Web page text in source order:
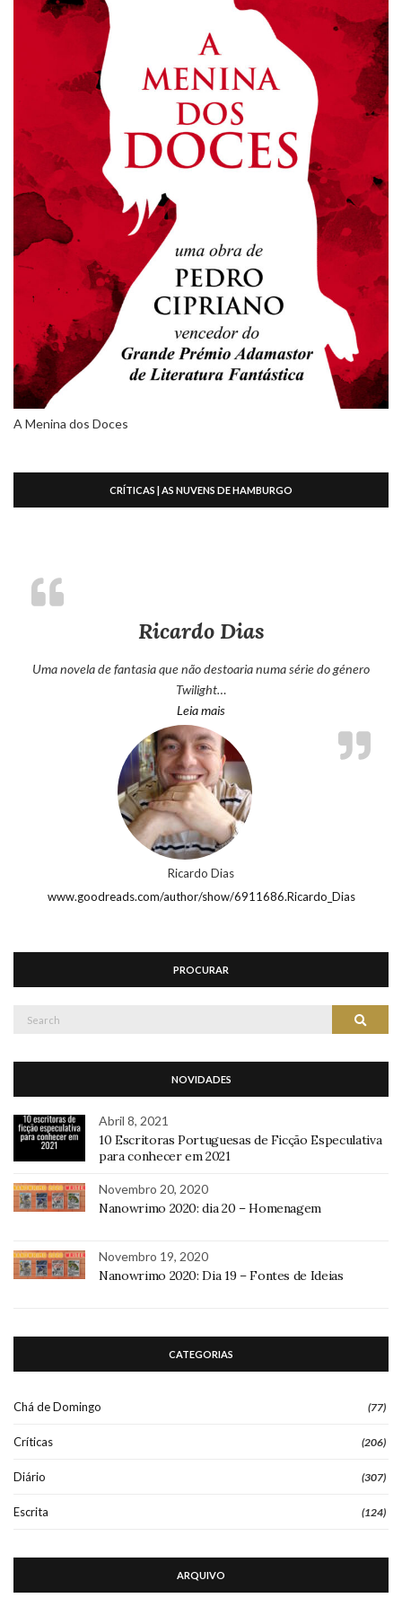
A Menina dos Doces
CRÍTICAS | AS NUVENS DE HAMBURGO
Ricardo Dias
Uma novela de fantasia que não destoaria numa série do género
Twilight…
Leia mais“Ricardo Dias”
Ricardo Dias
www.goodreads.com/author/show/6911686.Ricardo_Dias
PROCURAR
Search
NOVIDADES
Abril 8, 2021
10 Escritoras Portuguesas de Ficção Especulativa
para conhecer em 2021
Novembro 20, 2020
Nanowrimo 2020: dia 20 – Homenagem
Novembro 19, 2020
Nanowrimo 2020: Dia 19 – Fontes de Ideias
CATEGORIAS
Chá de Domingo (77)
Críticas (206)
Diário (307)
Escrita (124)
ARQUIVO